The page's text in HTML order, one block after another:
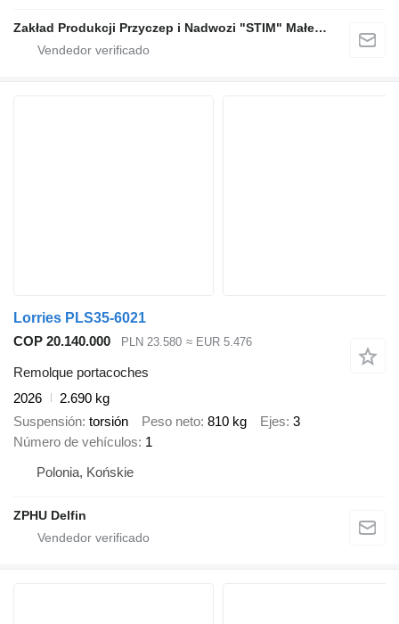
Zakład Produkcji Przyczep i Nadwozi "STIM" Małecki s.j.
Lorries PLS35-6021
COP 20.140.000
PLN 23.580 ≈ EUR 5.476
Remolque portacoches
2026
2.690 kg
Suspensión torsión Peso neto 810 kg Ejes 3
Número de vehículos 1
Polonia, Końskie
ZPHU Delfin